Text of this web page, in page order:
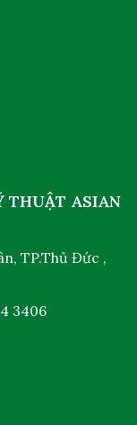
THUẬT ASIAN
TP.Thủ Đức ,
3406